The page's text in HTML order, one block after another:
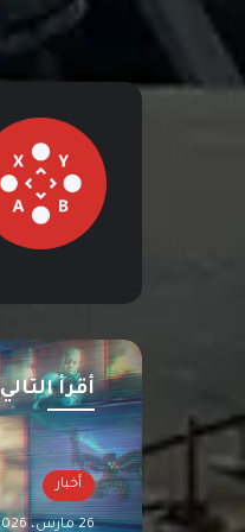
أقرأ التالي
أخبار
26 مارس، 2026